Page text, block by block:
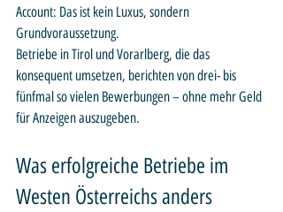
Account: Das ist kein Luxus, sondern
Grundvoraussetzung.
Betriebe in Tirol und Vorarlberg, die das
konsequent umsetzen, berichten von drei- bis
fünfmal so vielen Bewerbungen – ohne mehr Geld
für Anzeigen auszugeben.
Was erfolgreiche Betriebe im
Westen Österreichs anders